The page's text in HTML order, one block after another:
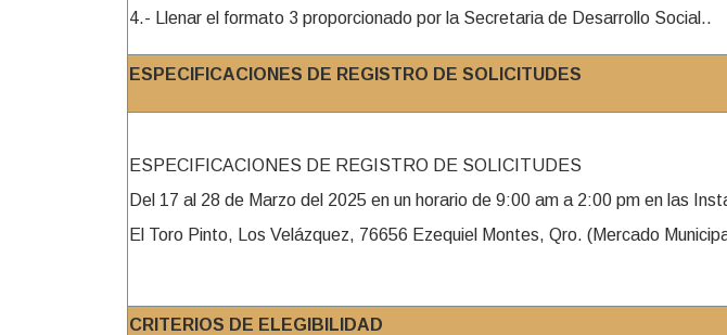
4.- Llenar el formato 3 proporcionado por la Secretaria de Desarrollo Social..
ESPECIFICACIONES DE REGISTRO DE SOLICITUDES
ESPECIFICACIONES DE REGISTRO DE SOLICITUDES
Del 17 al 28 de Marzo del 2025 en un horario de 9:00 am a 2:00 pm en las
El Toro Pinto, Los Velázquez, 76656 Ezequiel Montes, Qro. (Mercado
CRITERIOS DE ELEGIBILIDAD